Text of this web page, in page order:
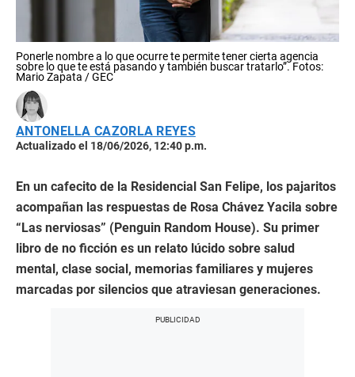
Ponerle nombre a lo que ocurre te permite tener cierta agencia
sobre lo que te está pasando y también buscar tratarlo”. Fotos:
Mario Zapata / GEC
ANTONELLA CAZORLA REYES
Actualizado el 18/06/2026, 12:40 p.m.
En un cafecito de la Residencial San Felipe, los pajaritos
acompañan las respuestas de Rosa Chávez Yacila sobre
“Las nerviosas” (Penguin Random House). Su primer
libro de no ficción es un relato lúcido sobre salud
mental, clase social, memorias familiares y mujeres
marcadas por silencios que atraviesan generaciones.